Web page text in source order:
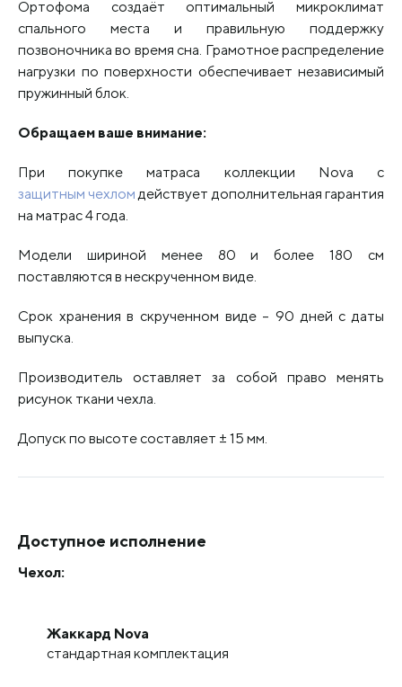
Ортофома создаёт оптимальный микроклимат
спального места и правильную поддержку
позвоночника во время сна. Грамотное распределение
нагрузки по поверхности обеспечивает независимый
пружинный блок.
Обращаем ваше внимание:
При покупке матраса коллекции Nova с
защитным чехлом действует дополнительная гарантия
на матрас 4 года.
Модели шириной менее 80 и более 180 см
поставляются в нескрученном виде.
Срок хранения в скрученном виде – 90 дней с даты
выпуска.
Производитель оставляет за собой право менять
рисунок ткани чехла.
Допуск по высоте составляет ± 15 мм.
Доступное исполнение
Чехол:
Жаккард Nova
стандартная комплектация